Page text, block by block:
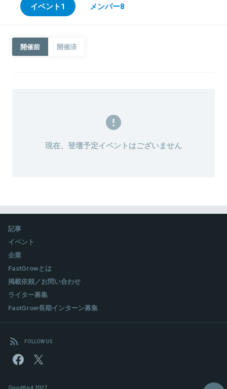
イベント1 メンバー8
開催前 開催済
現在、登壇予定イベントはございません
記事
イベント
企業
FastGrowとは
掲載依頼／お問い合わせ
ライター募集
FastGrow長期インターン募集
FOLLOW US